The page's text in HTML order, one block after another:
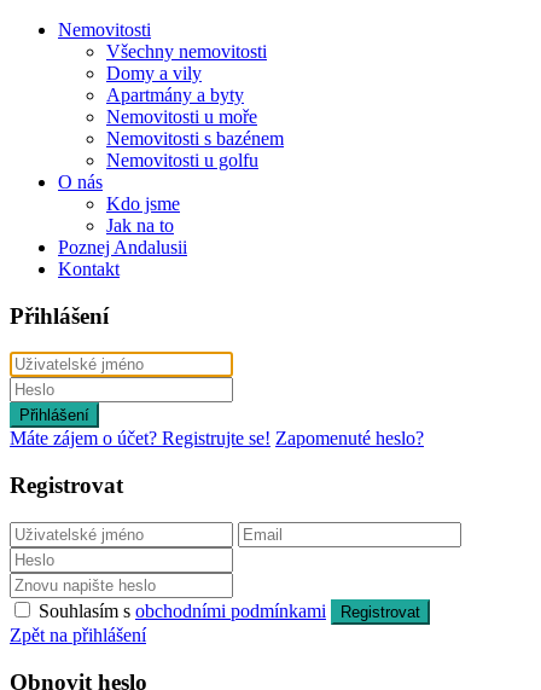
Nemovitosti
Všechny nemovitosti
Domy a vily
Apartmány a byty
Nemovitosti u moře
Nemovitosti s bazénem
Nemovitosti u golfu
O nás
Kdo jsme
Jak na to
Poznej Andalusii
Kontakt
Přihlášení
Přihlášení
Máte zájem o účet? Registrujte se! Zapomenuté heslo?
Registrovat
Souhlasím s obchodními podmínkami Registrovat
Zpět na přihlášení
Obnovit heslo